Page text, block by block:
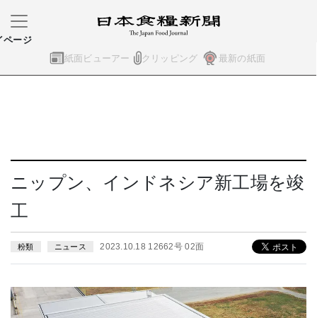
紙面ビューアー クリッピング 最新の紙面
ページ
ニップン、インドネシア新工場を竣
工
粉類 ニュース 2023.10.18 12662号 02面